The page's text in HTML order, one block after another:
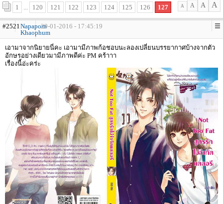
1 ... 120 121 122 123 124 125 126 127 A A A A
#2521Napaporn
Khaophum
29-01-2016 - 17:45:19
เอามาจากนิยายนี่คะ เอามามีภาพก้อชอบนะลองเปลี่ยนบรรยากาศบ้างจากตัว
อักษรอย่างเดียวมามีภาพดีค่ะ PM คร้าาา
เรื่องนี้อ่ะคร่ะ